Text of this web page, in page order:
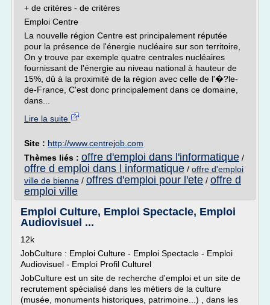
+ de critères - de critères
Emploi Centre
La nouvelle région Centre est principalement réputée
pour la présence de l'énergie nucléaire sur son territoire,
On y trouve par exemple quatre centrales nucléaires
fournissant de l'énergie au niveau national à hauteur de
15%, dû à la proximité de la région avec celle de l'�?le-
de-France, C'est donc principalement dans ce domaine,
dans...
Lire la suite
Site : http://www.centrejob.com
Thèmes liés : offre d'emploi dans l'informatique /
offre d emploi dans l informatique / offre d'emploi
ville de bienne / offres d'emploi pour l'ete / offre d
emploi ville
Emploi Culture, Emploi Spectacle, Emploi
Audiovisuel ...
12k
JobCulture : Emploi Culture - Emploi Spectacle - Emploi
Audiovisuel - Emploi Profil Culturel
JobCulture est un site de recherche d'emploi et un site de
recrutement spécialisé dans les métiers de la culture
(musée, monuments historiques, patrimoine...) , dans les